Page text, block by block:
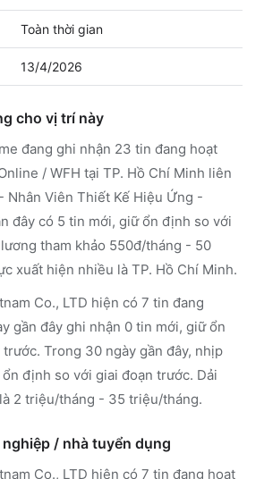
Toàn thời gian
13/4/2026
cho vị trí này
đang ghi nhận 23 tin đang hoạt
/ WFH tại TP. Hồ Chí Minh liên
Nhân Viên Thiết Kế Hiệu Ứng -
đây có 5 tin mới, giữ ổn định so với
tham khảo 550đ/tháng - 50
xuất hiện nhiều là TP. Hồ Chí Minh.
Co., LTD hiện có 7 tin đang
gần đây ghi nhận 0 tin mới, giữ ổn
Trong 30 ngày gần đây, nhịp
định so với giai đoạn trước. Dải
2 triệu/tháng - 35 triệu/tháng.
/ nhà tuyển dụng
Co., LTD hiện có 7 tin đang hoạt